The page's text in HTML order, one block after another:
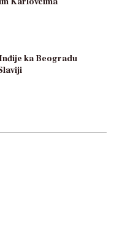
ka Beogradu